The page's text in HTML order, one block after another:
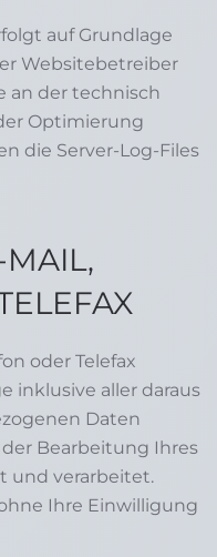
auf Grundlage
Websitebetreiber
an der technisch
Optimierung
die Server-Log-Files
MAIL,
oder Telefax
inklusive aller daraus
Daten
Bearbeitung Ihres
und verarbeitet.
Ihre Einwilligung